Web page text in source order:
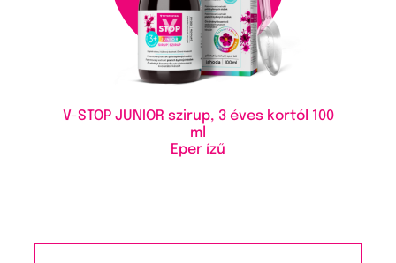
V-STOP JUNIOR szirup, 3 éves kortól 100
ml
Eper ízű